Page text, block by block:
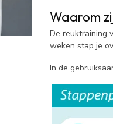
Waarom
De reuktraining
weken stap je
In de